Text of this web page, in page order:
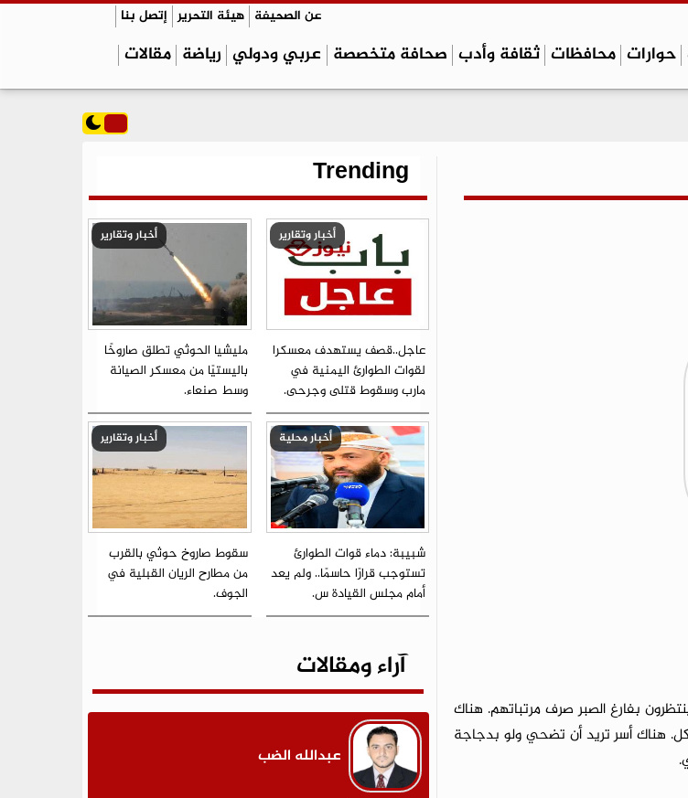
عن الصحيفة هيئة التحرير إتصل بنا
حوارات محافظات ثقافة وأدب صحافة متخصصة عربي ودولي رياضة مقالات
بفارغ الصبر صرف مرتباتهم. هناك
هناك أسر تريد أن تضحي ولو بدجاجة
Trending
أخبار وتقارير
عاجل..قصف يستهدف معسكرا
لقوات الطوارئ اليمنية في
مارب وسقوط قتلى وجرحى.
أخبار وتقارير
مليشيا الحوثي تطلق صاروخًا
باليستيًا من معسكر الصيانة
وسط صنعاء.
أخبار محلية
شبيبة: دماء قوات الطوارئ
تستوجب قرارًا حاسمًا.. ولم يعد
أمام مجلس القيادة س.
أخبار وتقارير
سقوط صاروخ حوثي بالقرب
من مطارح الريان القبلية في
الجوف.
آراء ومقالات
عبدالله الضب